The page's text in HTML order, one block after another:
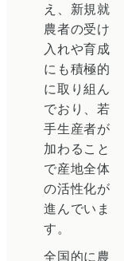
え、新規就
農者の受け
入れや育成
にも積極的
に取り組ん
でおり、若
手生産者が
加わること
で産地全体
の活性化が
進んでいま
す。
全国的に農